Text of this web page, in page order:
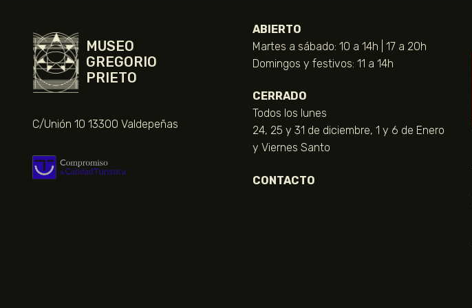
MUSEO
GREGORIO
PRIETO
C/Unión 10 13300 Valdepeñas
ABIERTO
Martes a sábado: 10 a 14h | 17 a 20h
Domingos y festivos: 11 a 14h
CERRADO
Todos los lunes
24, 25 y 31 de diciembre, 1 y 6 de Enero
y Viernes Santo
CONTACTO